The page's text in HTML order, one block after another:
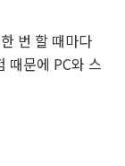
번 할 때마다
때문에 PC와 스